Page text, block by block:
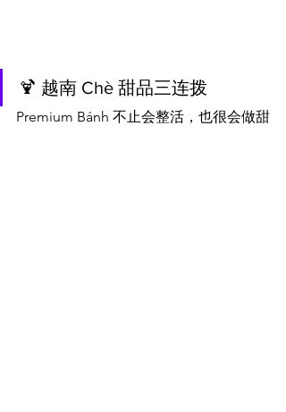
🍹 越南 Chè 甜品三连拨
Premium Bánh 不止会整活，也很会做甜